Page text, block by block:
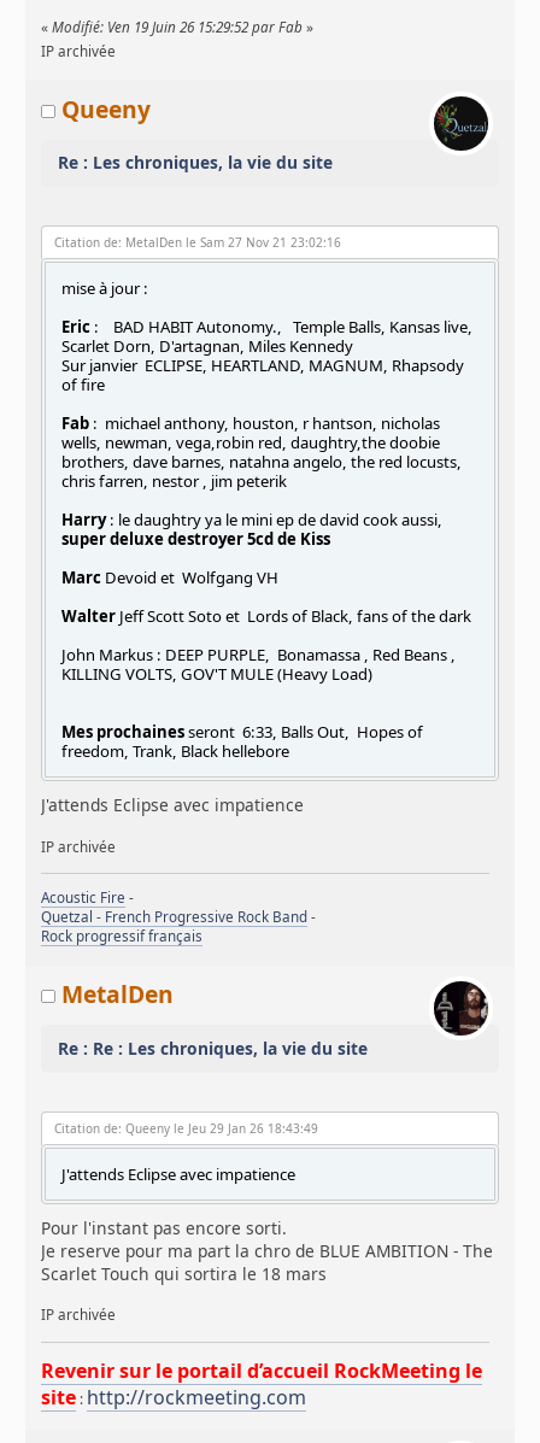
«Modifié: Ven 19 Juin 26 15:29:52 par Fab »
IP archivée
Queeny
Re : Les chroniques, la vie du site
Citation de: MetalDen le Sam 27 Nov 21 23:02:16
mise à jour :
Eric : BAD HABIT Autonomy., Temple Balls, Kansas live,
Scarlet Dorn, D'artagnan, Miles Kennedy
Sur janvier ECLIPSE, HEARTLAND, MAGNUM, Rhapsody
of fire
Fab : michael anthony, houston, r hantson, nicholas
wells, newman, vega,robin red, daughtry,the doobie
brothers, dave barnes, natahna angelo, the red locusts,
chris farren, nestor , jim peterik
Harry: le daughtry ya le mini ep de david cook aussi,
super deluxe destroyer 5cd de Kiss
Marc Devoid et Wolfgang VH
Walter Jeff Scott Soto et Lords of Black, fans of the dark
John Markus : DEEP PURPLE, Bonamassa , Red Beans ,
KILLING VOLTS, GOV'T MULE (Heavy Load)
Mes prochainesseront 6:33, Balls Out, Hopes of
freedom, Trank, Black hellebore
J'attends Eclipse avec impatience
IP archivée
Acoustic Fire -
Quetzal - French Progressive Rock Band -
Rock progressif français
MetalDen
Re : Re : Les chroniques, la vie du site
Citation de: Queeny le Jeu 29 Jan 26 18:43:49
J'attends Eclipse avec impatience
Pour l'instant pas encore sorti.
Je reserve pour ma part la chro de BLUE AMBITION - The
Scarlet Touch qui sortira le 18 mars
IP archivée
Revenir sur le portail d’accueil RockMeeting le
site : http://rockmeeting.com